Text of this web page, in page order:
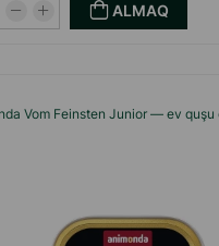
ALMAQ
Vom Feinsten Junior — ev